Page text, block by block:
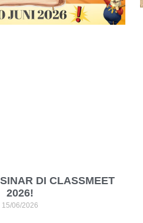
DI CLASSMEET
2026!
15/06/2026